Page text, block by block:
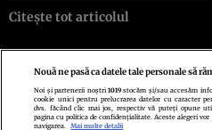
Citește tot articolul
Politica de confidenţialitate
Echipa redacțională
Nouă ne pasă ca datele tale personale să
Noi și partenerii noștri1019 stocăm și/sau accesăm
cookie unici pentru prelucrarea datelor cu caracter
dvs. făcând clic mai jos, respectiv vă puteți opune
pagina cu politica de confidențialitate. Aceste alegeri
navigarea.
Mai multe detalii